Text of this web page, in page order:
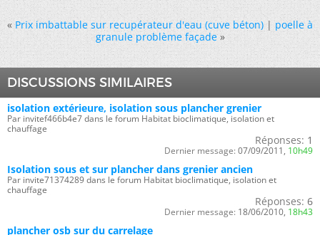
« Prix imbattable sur recupérateur d'eau (cuve béton)|poelle à
granule problème façade »
DISCUSSIONS SIMILAIRES
isolation extérieure, isolation sous plancher grenier
Par invitef466b4e7 dans le forum Habitat bioclimatique, isolation et
chauffage
Réponses: 1
Dernier message: 07/09/2011, 10h49
Isolation sous et sur plancher dans grenier ancien
Par invite71374289 dans le forum Habitat bioclimatique, isolation et
chauffage
Réponses: 6
Dernier message: 18/06/2010, 18h43
plancher osb sur du carrelage